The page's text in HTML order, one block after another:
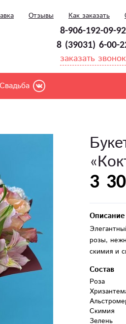
Отзывы Как заказать
8-906-192-09-92
8 (39031) 6-00-
заказать звонок
Свадьба
3
Описание
розы,
скимия и
Состав
Роза
Скимия
Зелень